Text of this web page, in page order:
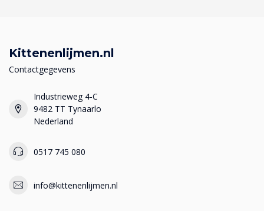
Kittenenlijmen.nl
Contactgegevens
Industrieweg 4-C
9482 TT Tynaarlo
Nederland
0517 745 080
info@kittenenlijmen.nl